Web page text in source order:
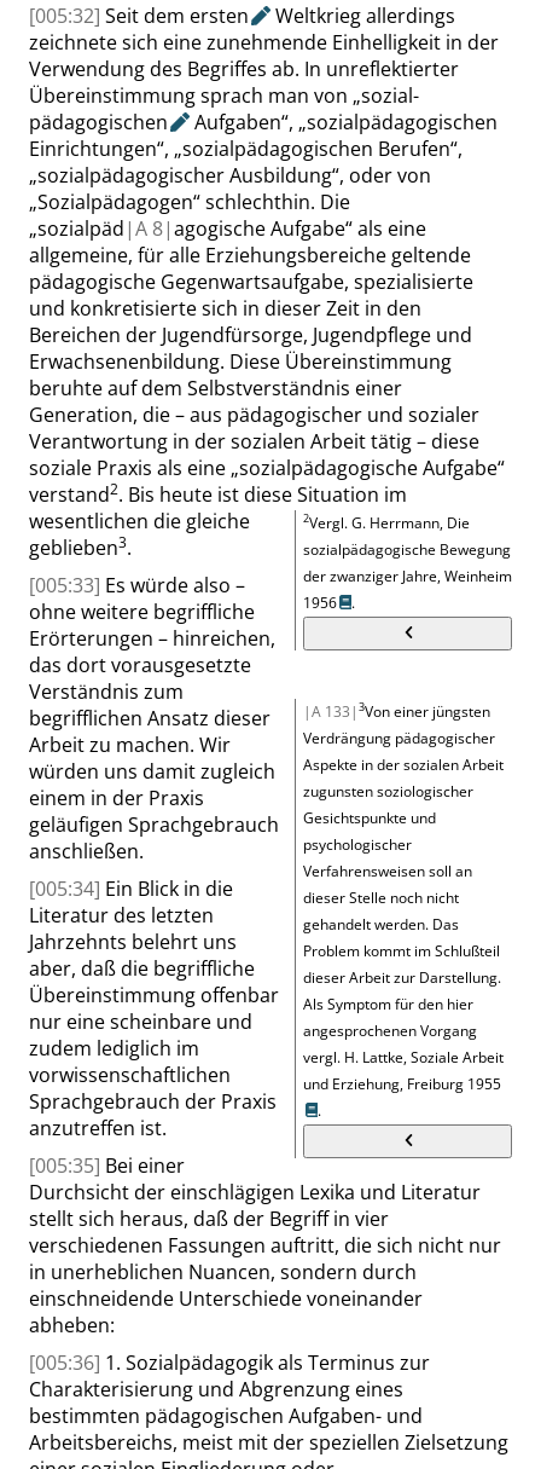
[005:32] Seit dem ersten
Weltkrieg allerdings
zeichnete sich eine zunehmende Einhelligkeit in der
Verwendung des Begriffes ab. In unreflektierter
Übereinstimmung sprach man von „sozial-
pädagogischen
Aufgaben“, „sozialpädagogischen
Einrichtungen“, „sozialpädagogischen Berufen“,
„sozialpädagogischer Ausbildung“, oder von
„Sozialpädagogen“schlechthin. Die
„sozialpäd |A 8|agogische Aufgabe“als eine
allgemeine, für alle Erziehungsbereiche geltende
pädagogische Gegenwartsaufgabe, spezialisierte
und konkretisierte sich in dieser Zeit in den
Bereichen der Jugendfürsorge, Jugendpflege und
Erwachsenenbildung. Diese Übereinstimmung
beruhte auf dem Selbstverständnis einer
Generation, die – aus pädagogischer und sozialer
Verantwortung in der sozialen Arbeit tätig – diese
soziale Praxis als eine „sozialpädagogische Aufgabe“
verstand2
2Vergl.G. Herrmann, Die
sozialpädagogische Bewegung
der zwanziger Jahre, Weinheim
1956
.
. Bis heute ist diese Situation im
wesentlichen die gleiche
geblieben3
|A 133| 3Von einer jüngsten
Verdrängung pädagogischer
Aspekte in der sozialen Arbeit
zugunsten soziologischer
Gesichtspunkte und
psychologischer
Verfahrensweisen soll an
dieser Stelle noch nicht
gehandelt werden. Das
Problem kommt im Schlußteil
dieser Arbeit zur Darstellung.
Als Symptom für den hier
angesprochenen Vorgang
vergl. H. Lattke, Soziale Arbeit
und Erziehung, Freiburg 1955
.
.
[005:33] Es würde also –
ohne weitere begriffliche
Erörterungen – hinreichen,
das dort vorausgesetzte
Verständnis zum
begrifflichen Ansatz dieser
Arbeit zu machen. Wir
würden uns damit zugleich
einem in der Praxis
geläufigen Sprachgebrauch
anschließen.
[005:34] Ein Blick in die
Literatur des letzten
Jahrzehnts belehrt uns
aber, daß die begriffliche
Übereinstimmung offenbar
nur eine scheinbare und
zudem lediglich im
vorwissenschaftlichen
Sprachgebrauch der Praxis
anzutreffen ist.
[005:35] Bei einer
Durchsicht der einschlägigen Lexika und Literatur
stellt sich heraus, daß der Begriff in vier
verschiedenen Fassungen auftritt, die sich nicht nur
in unerheblichen Nuancen, sondern durch
einschneidende Unterschiede voneinander
abheben:
[005:36] 1. Sozialpädagogik als Terminus zur
Charakterisierung und Abgrenzung eines
bestimmten pädagogischen Aufgaben- und
Arbeitsbereichs, meist mit der speziellen Zielsetzung